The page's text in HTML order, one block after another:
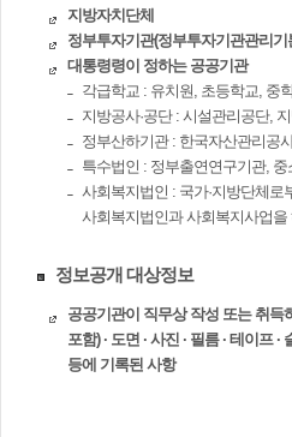
지방자치단체
정부투자기관(정부투자기관관리기
대통령령이 정하는 공공기관
각급학교 : 유치원, 초등학교, 중
지방공사·공단 : 시설관리공단,
정부산하기관 : 한국자산관리공
특수법인 : 정부출연연구기관,
사회복지법인 : 국가·지방단체로
사회복지법인과 사회복지사업을
정보공개 대상정보
공공기관이 직무상 작성 또는 취득
포함) · 도면 · 사진 · 필름 · 테이프
등에 기록된 사항